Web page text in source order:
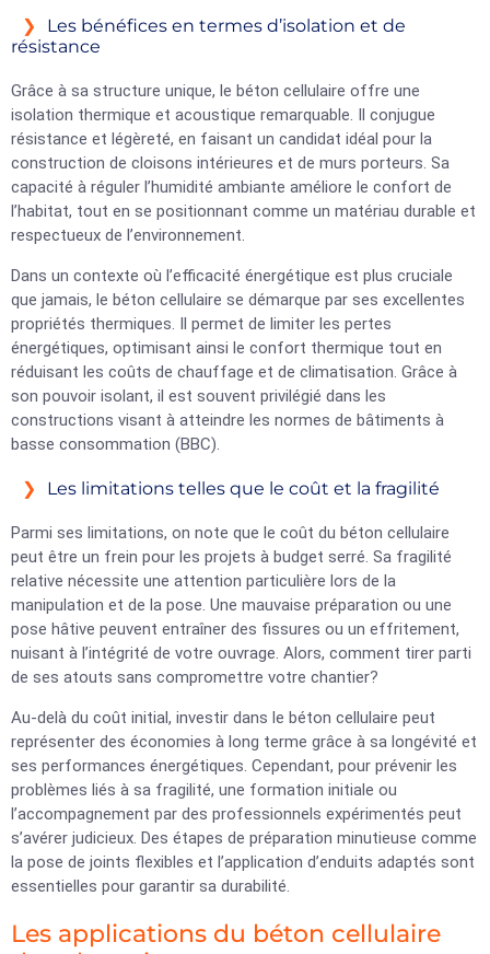
Les bénéfices en termes d’isolation et de
résistance
Grâce à sa structure unique, le béton cellulaire offre une
isolation thermique et acoustique remarquable. Il conjugue
résistance et légèreté, en faisant un candidat idéal pour la
construction de cloisons intérieures et de murs porteurs. Sa
capacité à réguler l’humidité ambiante améliore le confort de
l’habitat, tout en se positionnant comme un matériau durable et
respectueux de l’environnement.
Dans un contexte où l’efficacité énergétique est plus cruciale
que jamais, le béton cellulaire se démarque par ses excellentes
propriétés thermiques. Il permet de limiter les pertes
énergétiques, optimisant ainsi le confort thermique tout en
réduisant les coûts de chauffage et de climatisation. Grâce à
son pouvoir isolant, il est souvent privilégié dans les
constructions visant à atteindre les normes de bâtiments à
basse consommation (BBC).
Les limitations telles que le coût et la fragilité
Parmi ses limitations, on note que le coût du béton cellulaire
peut être un frein pour les projets à budget serré. Sa fragilité
relative nécessite une attention particulière lors de la
manipulation et de la pose. Une mauvaise préparation ou une
pose hâtive peuvent entraîner des fissures ou un effritement,
nuisant à l’intégrité de votre ouvrage. Alors, comment tirer parti
de ses atouts sans compromettre votre chantier?
Au-delà du coût initial, investir dans le béton cellulaire peut
représenter des économies à long terme grâce à sa longévité et
ses performances énergétiques. Cependant, pour prévenir les
problèmes liés à sa fragilité, une formation initiale ou
l’accompagnement par des professionnels expérimentés peut
s’avérer judicieux. Des étapes de préparation minutieuse comme
la pose de joints flexibles et l’application d’enduits adaptés sont
essentielles pour garantir sa durabilité.
Les applications du béton cellulaire